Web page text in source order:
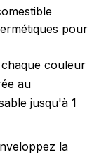
pour
couleur
au
jusqu'à 1
la